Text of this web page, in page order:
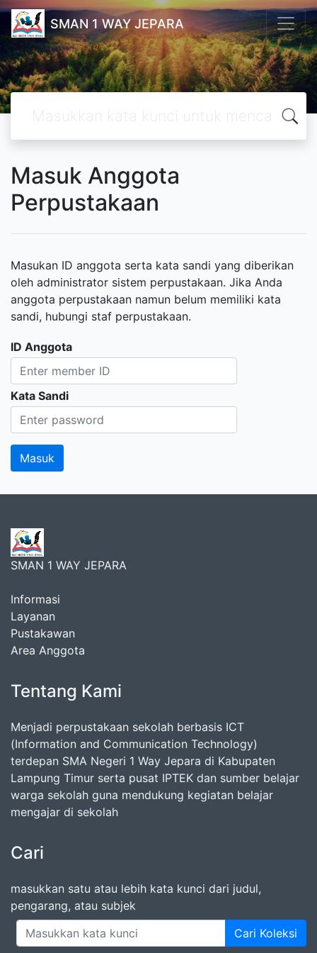
SMAN 1 WAY JEPARA
Masuk Anggota
Perpustakaan
Masukan ID anggota serta kata sandi yang diberikan
oleh administrator sistem perpustakaan. Jika Anda
anggota perpustakaan namun belum memiliki kata
sandi, hubungi staf perpustakaan.
ID Anggota
Kata Sandi
SMAN 1 WAY JEPARA
Informasi
Layanan
Pustakawan
Area Anggota
Tentang Kami
Menjadi perpustakaan sekolah berbasis ICT
(Information and Communication Technology)
terdepan SMA Negeri 1 Way Jepara di Kabupaten
Lampung Timur serta pusat IPTEK dan sumber belajar
warga sekolah guna mendukung kegiatan belajar
mengajar di sekolah
Cari
masukkan satu atau lebih kata kunci dari judul,
pengarang, atau subjek
Cari Koleksi